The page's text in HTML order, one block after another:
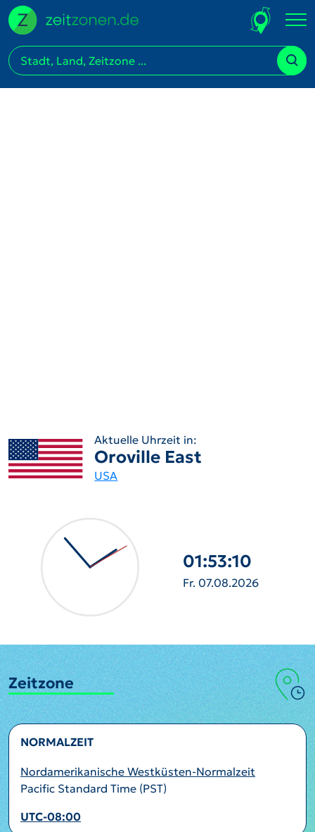
Aktuelle Uhrzeit in:
Oroville East
USA
01:53:11
Fr. 07.08.2026
Zeitzone
NORMALZEIT
Nordamerikanische Westküsten-Normalzeit
Pacific Standard Time (PST)
UTC-08:00